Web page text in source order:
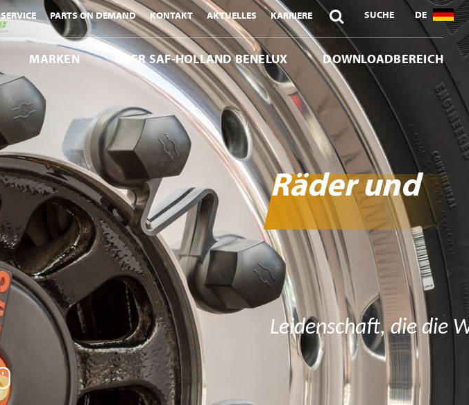
SERVICE PARTS ON DEMAND KONTAKT AKTUELLES KARRIERE  SUCHE DE
MARKEN ÜBER SAF-HOLLAND BENELUX DOWNLOADBEREICH
Leidenschaft, die die
Räder und